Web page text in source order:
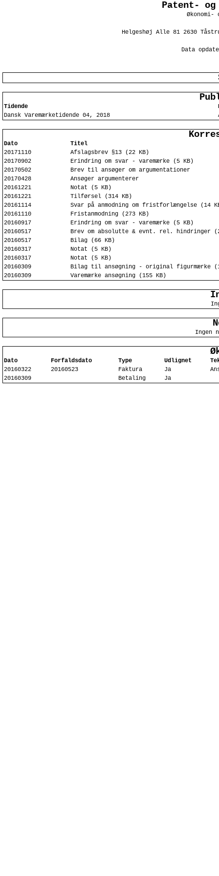
Patent- og
Økonomi-
Helgeshøj Alle 81 2630
Data
Tidende
Dansk Varemærketidende 04, 2018
Dato
Titel
20171110
Afslagsbrev §13 (22 KB)
20170902
Erindring om svar - varemærke (5 KB)
20170502
Brev til ansøger om argumentationer
20170428
Ansøger argumenterer
20161221
Notat (5 KB)
20161221
Tilførsel (314 KB)
20161114
Svar på anmodning om fristforlængelse (14
20161110
Fristanmodning (273 KB)
20160917
Erindring om svar - varemærke (5 KB)
20160517
Brev om absolutte & evnt. rel. hindringer
20160517
Bilag (66 KB)
20160317
Notat (5 KB)
20160317
Notat (5 KB)
20160309
Bilag til ansøgning - original figurmærke
20160309
Varemærke ansøgning (155 KB)
Ingen
Dato Forfaldsdato Type Udlignet
20160322
20160523 Faktura Ja
20160309
Betaling Ja